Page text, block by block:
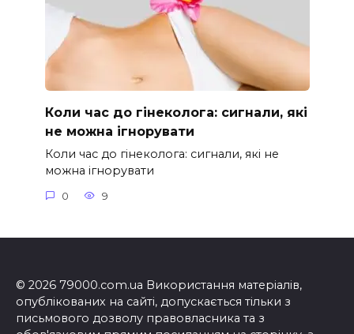
Коли час до гінеколога: сигнали, які
не можна ігнорувати
Коли час до гінеколога: сигнали, які не
можна ігнорувати
0 9
© 2026 79000.com.ua Використання матеріалів,
опублікованих на сайті, допускається тільки з
письмового дозволу правовласника та з